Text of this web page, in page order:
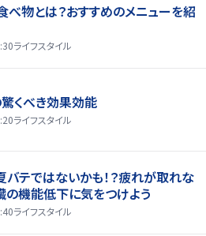
べ物とは？おすすめのメニューを紹
ライフスタイル
くべき効果効能
ライフスタイル
バテではないかも！？疲れが取れな
の機能低下に気をつけよう
ライフスタイル